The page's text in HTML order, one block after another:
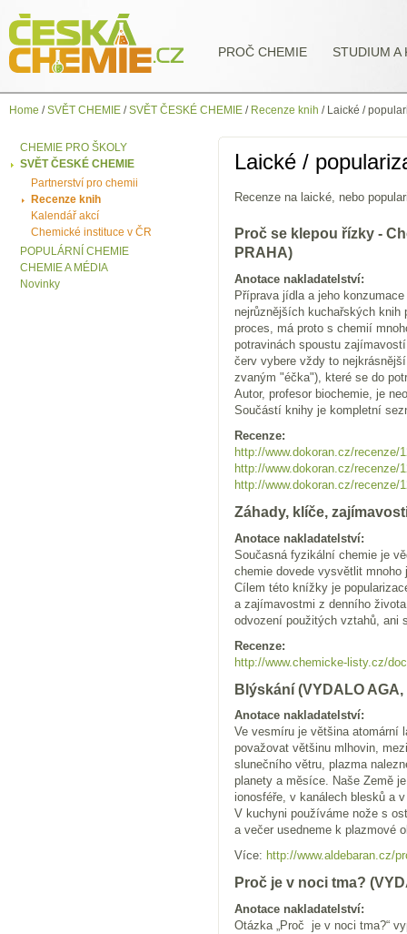
PROČ CHEMIE STUDIUM A
Home / SVĚT CHEMIE / SVĚT ČESKÉ CHEMIE / Recenze knih / Laické /
CHEMIE PRO ŠKOLY
SVĚT ČESKÉ CHEMIE
Partnerství pro chemii
Recenze knih
Kalendář akcí
Chemické instituce v ČR
POPULÁRNÍ CHEMIE
CHEMIE A MÉDIA
Novinky
Laické /
Recenze na laické, nebo
Proč se klepou řízky -
PRAHA)
Anotace nakladatelství:
Příprava jídla a jeho
nejrůznějších kuchařských
proces, má proto s chemií
potravinách spoustu
červ vybere vždy to
zvaným "éčka"), které se do
Autor, profesor biochemie, je
Součástí knihy je kompletní
Recenze:
http://www.dokoran.cz/recenze/
http://www.dokoran.cz/recenze/
http://www.dokoran.cz/recenze/
Záhady, klíče,
Anotace nakladatelství:
Současná fyzikální chemie je
chemie dovede vysvětlit
Cílem této knížky je
a zajímavostmi z denního
odvození použitých vztahů, ani
Recenze:
http://www.chemicke-listy.cz/
Blýskání (VYDALO AGA,
Anotace nakladatelství:
Ve vesmíru je většina atomární
považovat většinu mlhovin,
slunečního větru, plazma
planety a měsíce. Naše Země
ionosféře, v kanálech blesků a
V kuchyni používáme nože s
a večer usedneme k plazmové
Více: http://www.aldebaran.cz/
Proč je v noci tma?
Anotace nakladatelství:
Otázka „Proč je v noci tma?“